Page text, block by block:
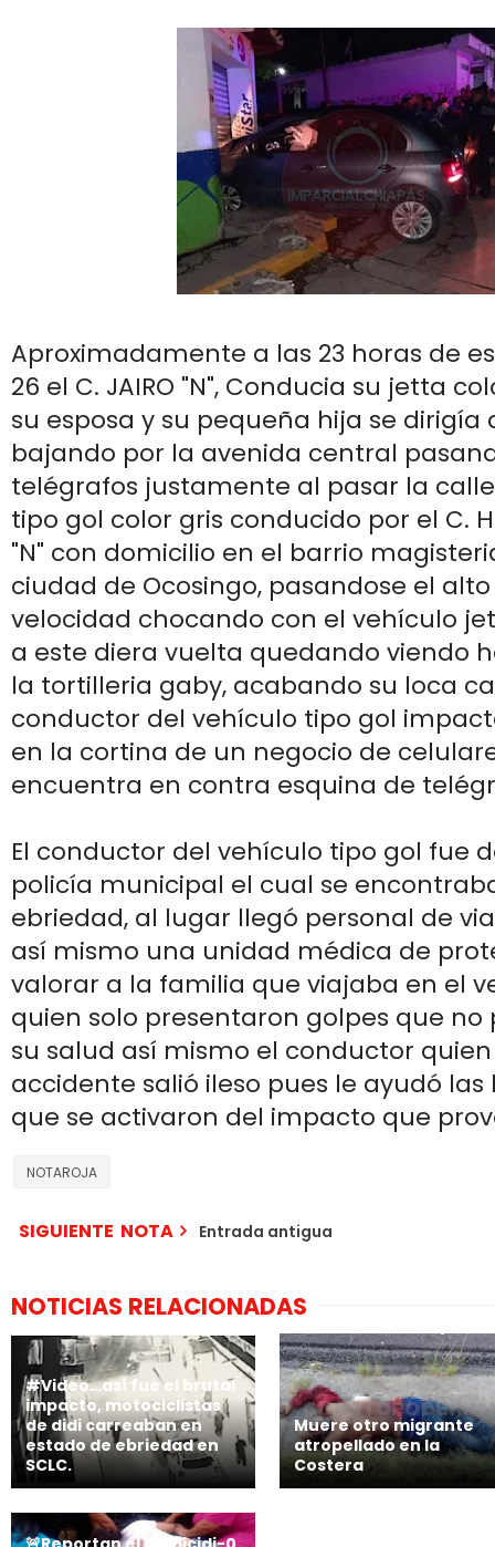
Aproximadamente a las 23 horas de
26 el C. JAIRO "N", Conducia su jetta
su esposa y su pequeña hija se dirigía
bajando por la avenida central
telégrafos justamente al pasar la
tipo gol color gris conducido por el C.
"N" con domicilio en el barrio
ciudad de Ocosingo, pasandose el
velocidad chocando con el vehículo
a este diera vuelta quedando viendo
la tortilleria gaby, acabando su loca
conductor del vehículo tipo gol
en la cortina de un negocio de
encuentra en contra esquina de
El conductor del vehículo tipo gol fue
policía municipal el cual se
ebriedad, al lugar llegó personal de
así mismo una unidad médica de
valorar a la familia que viajaba en el
quien solo presentaron golpes que no
su salud así mismo el conductor
accidente salió ileso pues le ayudó las
que se activaron del impacto que
NOTAROJA
SIGUIENTE NOTA Entrada antigua
NOTICIAS RELACIONADAS
#Video…así fue el brutal
impacto, motociclistas
de didi carreaban en
estado de ebriedad en
SCLC.
Muere otro migrante
atropellado en la
Costera